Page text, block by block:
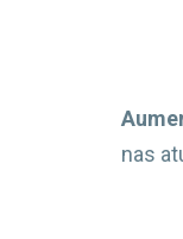
nas